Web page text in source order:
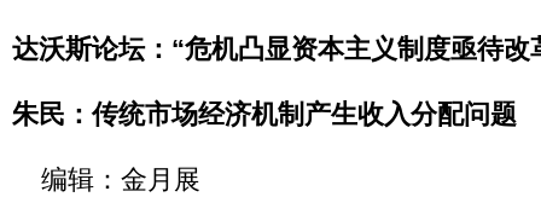
达沃斯论坛：“危机凸显资本主义制度亟待改
朱民：传统市场经济机制产生收入分配问题
编辑：金月展